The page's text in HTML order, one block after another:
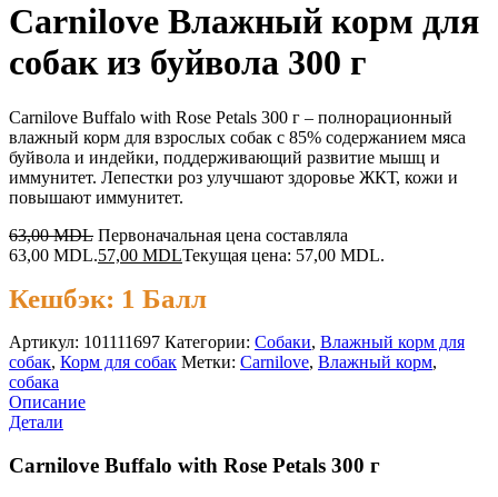
Carnilove Влажный корм для
собак из буйвола 300 г
Carnilove Buffalo with Rose Petals 300 г – полнорационный
влажный корм для взрослых собак с 85% содержанием мяса
буйвола и индейки, поддерживающий развитие мышц и
иммунитет. Лепестки роз улучшают здоровье ЖКТ, кожи и
повышают иммунитет.
63,00MDL Первоначальная цена составляла
63,00 MDL.57,00 MDLТекущая цена: 57,00 MDL.
Кешбэк: 1 Балл
Артикул: 101111697 Категории: Cобаки, Влажный корм для
собак, Корм для собак Метки: Carnilove, Влажный корм,
собака
Описание
Детали
Carnilove Buffalo with Rose Petals 300 г